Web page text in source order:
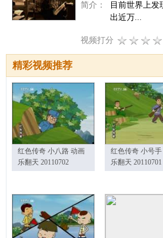
简介：
目前世界上
出近万...
视频打分
精彩视频推荐
红色传奇 小八路 动画
乐翻天 20110702
红色传奇 小号
乐翻天 20110701